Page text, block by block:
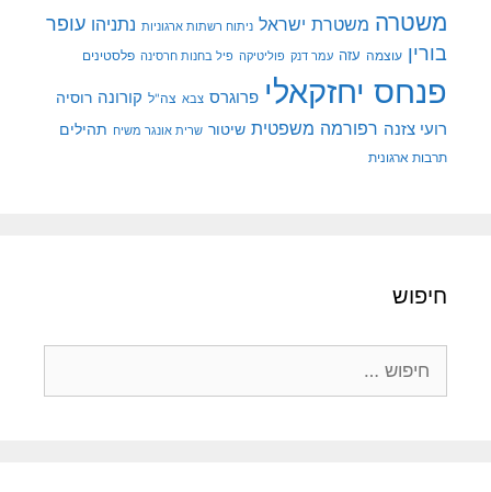
משטרה משטרת ישראל ניתוח רשתות ארגוניות נתניהו עופר
בורין עוצמה עזה עמר דנק פוליטיקה פיל בחנות חרסינה פלסטינים
פנחס יחזקאלי פרוגרס צבא צה"ל קורונה רוסיה
רועי צזנה רפורמה משפטית שיטור שרית אונגר משיח תהילים
תרבות ארגונית
חיפוש